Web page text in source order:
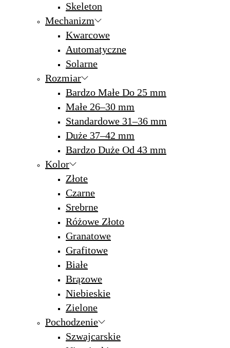
Skeleton
Mechanizm
Kwarcowe
Automatyczne
Solarne
Rozmiar
Bardzo Małe Do 25 mm
Małe 26–30 mm
Standardowe 31–36 mm
Duże 37–42 mm
Bardzo Duże Od 43 mm
Kolor
Złote
Czarne
Srebrne
Różowe Złoto
Granatowe
Grafitowe
Białe
Brązowe
Niebieskie
Zielone
Pochodzenie
Szwajcarskie